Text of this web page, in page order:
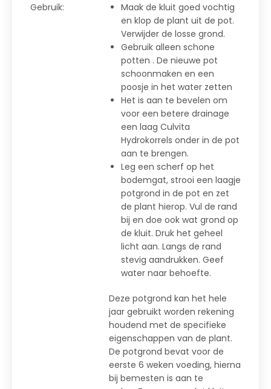
Gebruik:
Maak de kluit goed vochtig
en klop de plant uit de pot.
Verwijder de losse grond.
Gebruik alleen schone
potten . De nieuwe pot
schoonmaken en een
poosje in het water zetten
Het is aan te bevelen om
voor een betere drainage
een laag Culvita
Hydrokorrels onder in de pot
aan te brengen.
Leg een scherf op het
bodemgat, strooi een laagje
potgrond in de pot en zet
de plant hierop. Vul de rand
bij en doe ook wat grond op
de kluit. Druk het geheel
licht aan. Langs de rand
stevig aandrukken. Geef
water naar behoefte.
Deze potgrond kan het hele
jaar gebruikt worden rekening
houdend met de specifieke
eigenschappen van de plant.
De potgrond bevat voor de
eerste 6 weken voeding, hierna
bij bemesten is aan te